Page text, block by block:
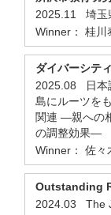
2025.11 埼玉
Winner： 桂川
ダイバーシテ
2025.08 日本
島にルーツを
関連 ―親への
の調整効果―
Winner： 佐々
Outstanding
2024.03 The